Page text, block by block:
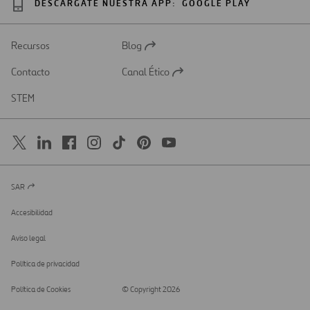
DESCÁRGATE NUESTRA APP: GOOGLE PLAY
Recursos
Abrir
una
Blog
Contacto
Abrir
Canal Ético
STEM
Abrir
una
nueva
SAR
Accesibilidad
Aviso legal
Política de privacidad
Política de Cookies © Copyright 2026